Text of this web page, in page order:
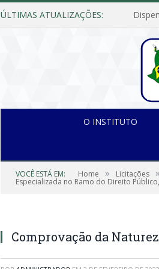
ÚLTIMAS ATUALIZAÇÕES:
O INSTITUTO
VOCÊ ESTÁ EM: Home » Licitações »
Especializada no Ramo do Direito
Comprovação da